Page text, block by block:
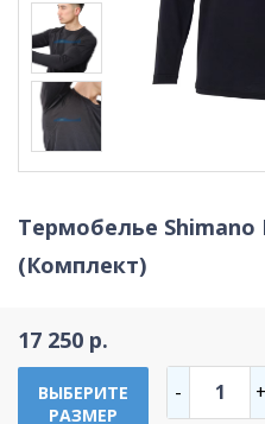
Термобелье Shimano
(Комплект)
17 250 р.
ВЫБЕРИТЕ
РАЗМЕР
- 1 +